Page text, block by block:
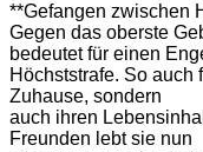
**Gefangen zwischen
Gegen das oberste
bedeutet für einen
Höchststrafe. So auch
Zuhause, sondern
auch ihren
Freunden lebt sie nun